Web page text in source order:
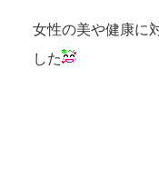
女性の美や健康に
した